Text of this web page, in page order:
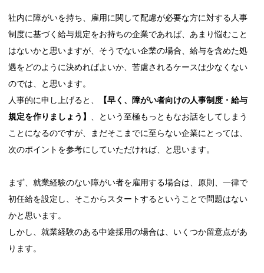
社内に障がいを持ち、雇用に関して配慮が必要な方に対する人事
制度に基づく給与規定をお持ちの企業であれば、あまり悩むこと
はないかと思いますが、そうでない企業の場合、給与を含めた処
遇をどのように決めればよいか、苦慮されるケースは少なくない
のでは、と思います。
人事的に申し上げると、
【早く、障がい者向けの人事制度・給与
規定を作りましょう】
、という至極もっともなお話をしてしまう
ことになるのですが、まだそこまでに至らない企業にとっては、
次のポイントを参考にしていただければ、と思います。
まず、就業経験のない障がい者を雇用する場合は、原則、一律で
初任給を設定し、そこからスタートするということで問題はない
かと思います。
しかし、就業経験のある中途採用の場合は、いくつか留意点があ
ります。